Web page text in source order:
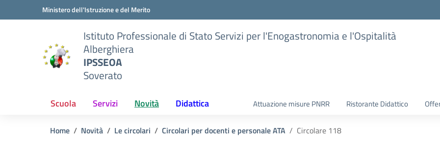
Vai ai contenuti
Vai al menu di navigazioneMinistero dell'Istruzione e del Merito
Istituto Professionale di Stato Servizi per l'Enogastronomia e l'Ospitalità
Alberghiera
IPSSEOA
Soverato
Scuola Servizi Novità Didattica Attuazione misure PNRR Ristorante Didattico
Home Novità Le circolari Circolari per docenti e personale ATA Circolare 118